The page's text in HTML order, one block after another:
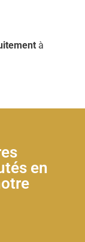
à
en